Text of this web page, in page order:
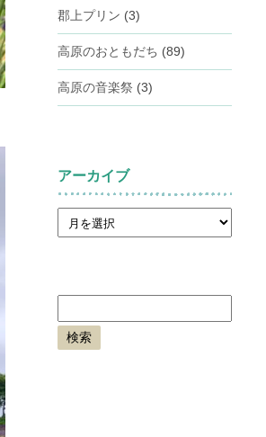
郡上プリン (3)
高原のおともだち (89)
高原の音楽祭 (3)
アーカイブ